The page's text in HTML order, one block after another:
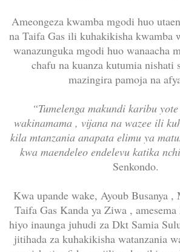
Ameongeza kwamba mgodi huo
na Taifa Gas ili kuhakikisha kwamba
wanazunguka mgodi huo wanaacha
chafu na kuanza kutumia
mazingira pamoja na
“Tumelenga makundi karibu
wakinamama , vijana na wazee ili
kila mtanzania anapata elimu ya
kwa maendeleo endelevu katika
Senkondo.
Kwa upande wake, Ayoub Busanya ,
Taifa Gas Kanda ya Ziwa ,
hiyo inaunga juhudi za Dkt Samia
jitihada za kuhakikisha watanzania